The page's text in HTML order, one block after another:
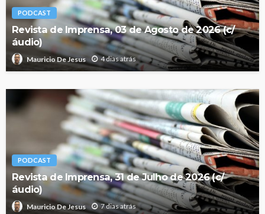
PODCAST
Revista de Imprensa, 03 de Agosto de 2026 (c/
áudio)
Mauricio De Jesus 4 dias atrás
PODCAST
Revista de Imprensa, 31 de Julho de 2026 (c/
áudio)
Mauricio De Jesus 7 dias atrás